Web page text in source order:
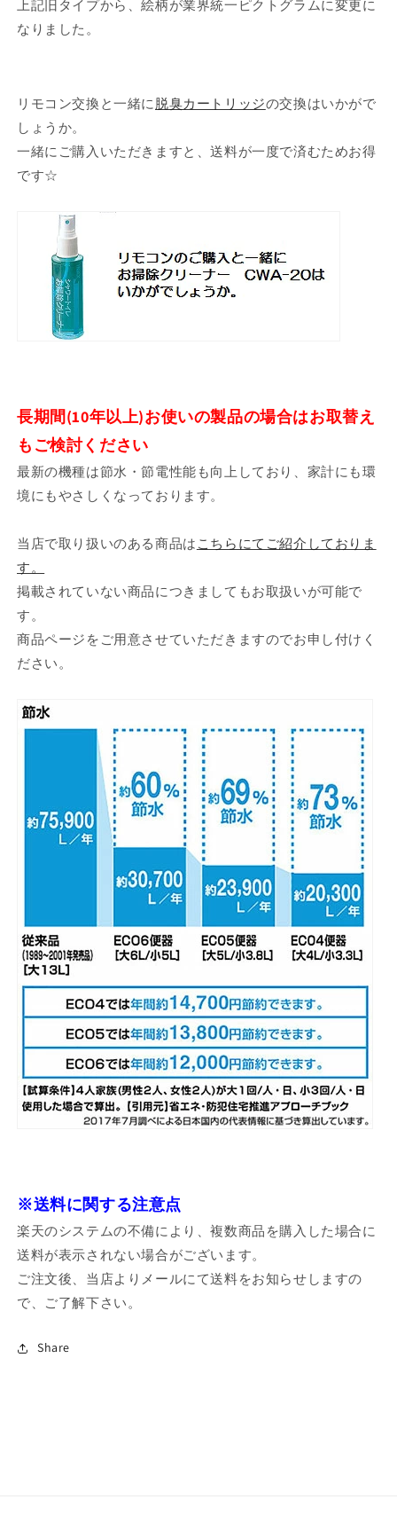
上記旧タイプから、絵柄が業界統一ピクトグラムに変更に
なりました。
リモコン交換と一緒に脱臭カートリッジの交換はいかがで
しょうか。
一緒にご購入いただきますと、送料が一度で済むためお得
です☆
長期間(10年以上)お使いの製品の場合はお取替え
もご検討ください
最新の機種は節水・節電性能も向上しており、家計にも環
境にもやさしくなっております。
当店で取り扱いのある商品は こちらにてご紹介しておりま
す。
掲載されていない商品につきましてもお取扱いが可能で
す。
商品ページをご用意させていただきますのでお申し付けく
ださい。
※送料に関する注意点
楽天のシステムの不備により、複数商品を購入した場合に
送料が表示されない場合がございます。
ご注文後、当店よりメールにて送料をお知らせしますの
で、ご了解下さい。
Share